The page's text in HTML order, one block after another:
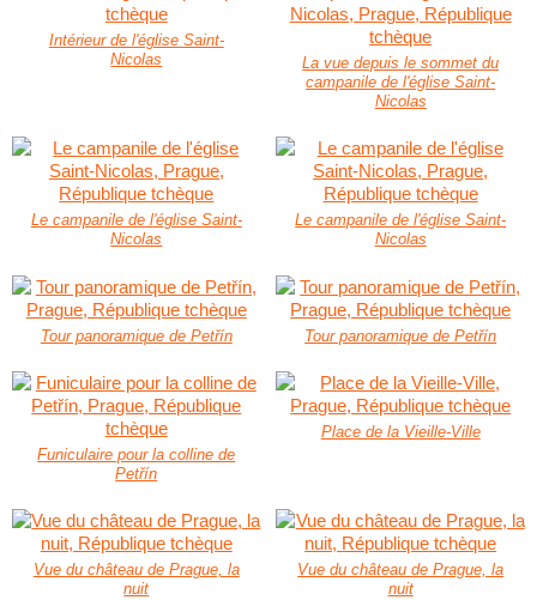
Intérieur de l'église Saint-
Nicolas
La vue depuis le sommet du
campanile de l'église Saint-
Nicolas
Le campanile de l'église Saint-
Nicolas
Le campanile de l'église Saint-
Nicolas
Tour panoramique de Petřín Tour panoramique de Petřín
Funiculaire pour la colline de
Petřín
Place de la Vieille-Ville
Vue du château de Prague, la
nuit
Vue du château de Prague, la
nuit